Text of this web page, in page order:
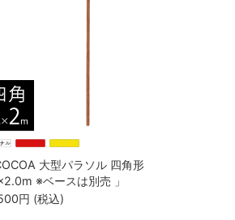
大型パラソル 四角形
※ベースは別売 」
円 (税込)